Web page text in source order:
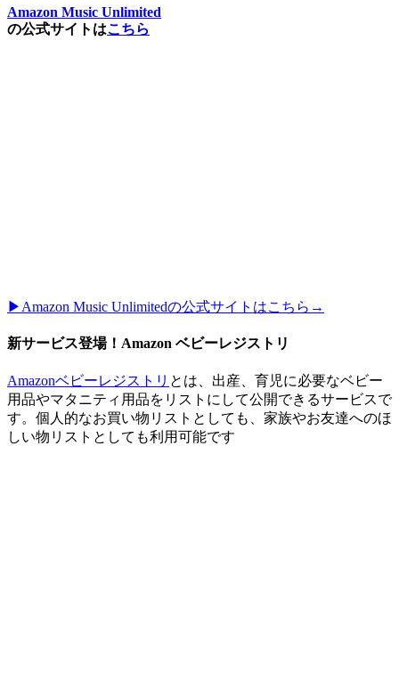
Amazon Music Unlimited
の公式サイトはこちら
▶︎Amazon Music Unlimitedの公式サイトはこちら→
新サービス登場！Amazon ベビーレジストリ
Amazonベビーレジストリ とは、出産、育児に必要なベビー
用品やマタニティ用品をリストにして公開できるサービスで
す。個人的なお買い物リストとしても、家族やお友達へのほ
しい物リストとしても利用可能です